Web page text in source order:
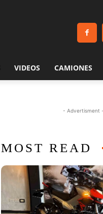
VIDEOS CAMIONES
- Advertisment -
MOST READ